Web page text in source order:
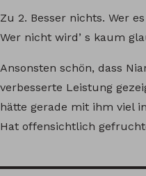
Zu 2. Besser nichts. Wer
Wer nicht wird’ s kaum
Ansonsten schön, dass
verbesserte Leistung
hätte gerade mit ihm viel
Hat offensichtlich